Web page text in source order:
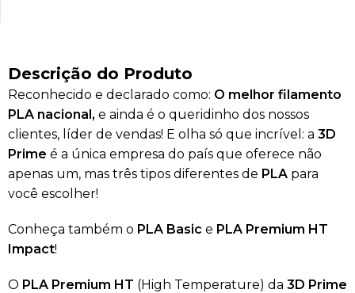
Descrição do Produto
Reconhecido e declarado como: O melhor filamento
PLA nacional, e ainda é o queridinho dos nossos
clientes, líder de vendas! E olha só que incrível: a 3D
Prime é a única empresa do país que oferece não
apenas um, mas três tipos diferentes de PLA para
você escolher!
Conheça também o PLA Basic e PLA Premium HT
Impact!
O PLA Premium HT (High Temperature) da 3D Prime